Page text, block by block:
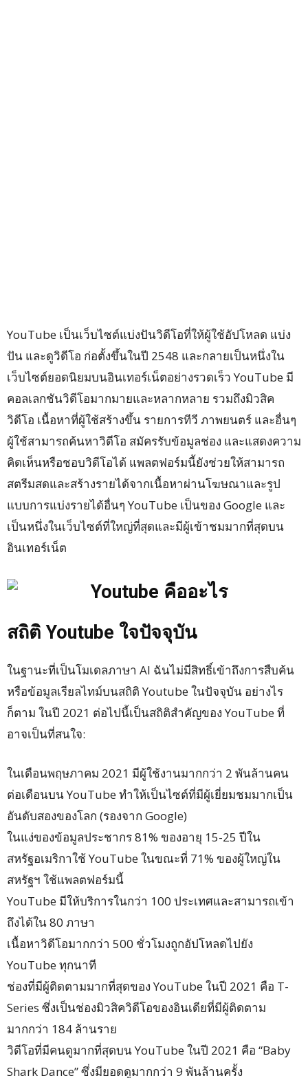
YouTube เป็นเว็บไซต์แบ่งปันวิดีโอที่ให้ผู้ใช้อัปโหลด แบ่ง
ปัน และดูวิดีโอ ก่อตั้งขึ้นในปี 2548 และกลายเป็นหนึ่งใน
เว็บไซต์ยอดนิยมบนอินเทอร์เน็ตอย่างรวดเร็ว YouTube มี
คอลเลกชันวิดีโอมากมายและหลากหลาย รวมถึงมิวสิค
วิดีโอ เนื้อหาที่ผู้ใช้สร้างขึ้น รายการทีวี ภาพยนตร์ และอื่นๆ
ผู้ใช้สามารถค้นหาวิดีโอ สมัครรับข้อมูลช่อง และแสดงความ
คิดเห็นหรือชอบวิดีโอได้ แพลตฟอร์มนี้ยังช่วยให้สามารถ
สตรีมสดและสร้างรายได้จากเนื้อหาผ่านโฆษณาและรูป
แบบการแบ่งรายได้อื่นๆ YouTube เป็นของ Google และ
เป็นหนึ่งในเว็บไซต์ที่ใหญ่ที่สุดและมีผู้เข้าชมมากที่สุดบน
อินเทอร์เน็ต
สถิติ Youtube ใจปัจจุบัน
ในฐานะที่เป็นโมเดลภาษา AI ฉันไม่มีสิทธิ์เข้าถึงการสืบค้น
หรือข้อมูลเรียลไทม์บนสถิติ Youtube ในปัจจุบัน อย่างไร
ก็ตาม ในปี 2021 ต่อไปนี้เป็นสถิติสำคัญของ YouTube ที่
อาจเป็นที่สนใจ:
ในเดือนพฤษภาคม 2021 มีผู้ใช้งานมากกว่า 2 พันล้านคน
ต่อเดือนบน YouTube ทำให้เป็นไซต์ที่มีผู้เยี่ยมชมมากเป็น
อันดับสองของโลก (รองจาก Google)
ในแง่ของข้อมูลประชากร 81% ของอายุ 15-25 ปีใน
สหรัฐอเมริกาใช้ YouTube ในขณะที่ 71% ของผู้ใหญ่ใน
สหรัฐฯ ใช้แพลตฟอร์มนี้
YouTube มีให้บริการในกว่า 100 ประเทศและสามารถเข้า
ถึงได้ใน 80 ภาษา
เนื้อหาวิดีโอมากกว่า 500 ชั่วโมงถูกอัปโหลดไปยัง
YouTube ทุกนาที
ช่องที่มีผู้ติดตามมากที่สุดของ YouTube ในปี 2021 คือ T-
Series ซึ่งเป็นช่องมิวสิควิดีโอของอินเดียที่มีผู้ติดตาม
มากกว่า 184 ล้านราย
วิดีโอที่มีคนดูมากที่สุดบน YouTube ในปี 2021 คือ “Baby
Shark Dance” ซึ่งมียอดดูมากกว่า 9 พันล้านครั้ง